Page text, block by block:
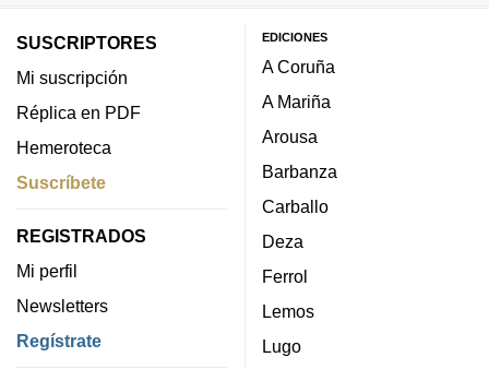
SUSCRIPTORES
Mi suscripción
Réplica en PDF
Hemeroteca
Suscríbete
REGISTRADOS
Mi perfil
Newsletters
Regístrate
EDICIONES
A Coruña
A Mariña
Arousa
Barbanza
Carballo
Deza
Ferrol
Lemos
Lugo